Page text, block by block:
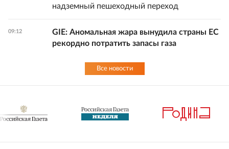
надземный пешеходный переход
09:12
GIE: Аномальная жара вынудила страны ЕС
рекордно потратить запасы газа
Все новости